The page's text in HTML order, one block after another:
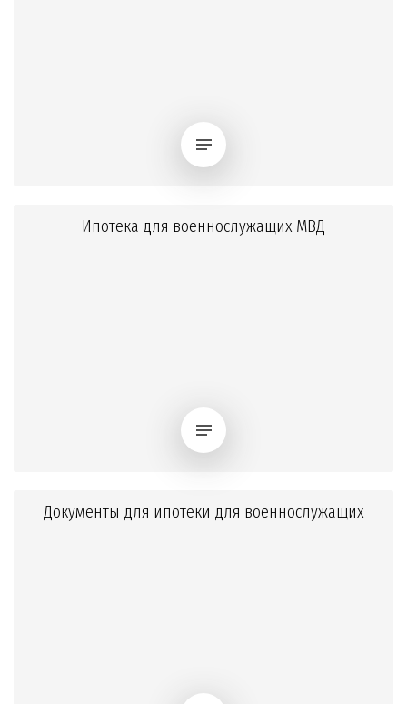
Ипотека для военнослужащих МВД
Документы для ипотеки для военнослужащих